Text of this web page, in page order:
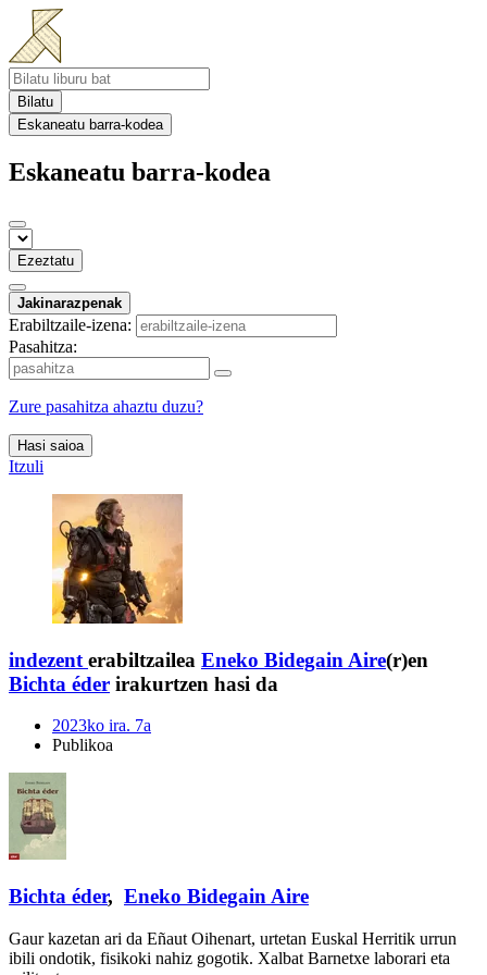
Bilatu
Eskaneatu barra-kodea
Eskaneatu barra-kodea
Ezeztatu
Jakinarazpenak
Erabiltzaile-izena:
Pasahitza:
Zure pasahitza ahaztu duzu?
Hasi saioa
Itzuli
indezent erabiltzailea Eneko Bidegain Aire(r)en
Bichta éder irakurtzen hasi da
2023ko ira. 7a
Publikoa
Bichta éder, Eneko Bidegain Aire
Gaur kazetan ari da Eñaut Oihenart, urtetan Euskal Herritik urrun
ibili ondotik, fisikoki nahiz gogotik. Xalbat Barnetxe laborari eta